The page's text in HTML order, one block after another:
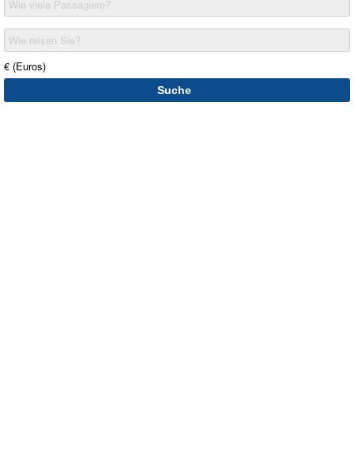
Wie viele Passagiere?
Wie reisen Sie?
€ (Euros)
Suche